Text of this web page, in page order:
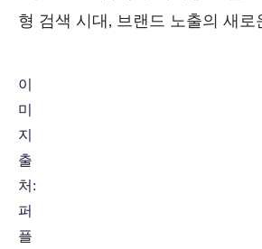
이
미
지
출
처:
퍼
플